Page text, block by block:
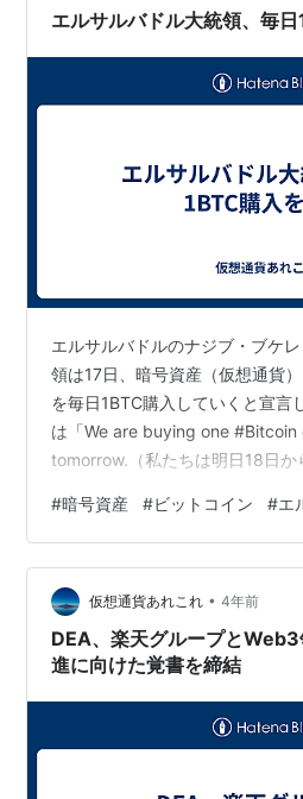
の総合的なシステム開発の実績…
エルサルバドル大統領、毎
エルサルバドルのナジブ・ブケ
領は17日、暗号資産（仮想通貨
を毎日1BTC購入していくと宣言
は「We are buying one
tomorrow.（私たちは明日18日か
す。 エルサルバドルは、昨年9月
ットコインを法定通貨として採
を平均価格約43,000ドルで購入
ットコイン価格は2021年11月に
#暗号資産 #ビットコイン #エ
仮想通貨あれこれ • 4年前
DEA、楽天グループと
進に向けた覚書を締結